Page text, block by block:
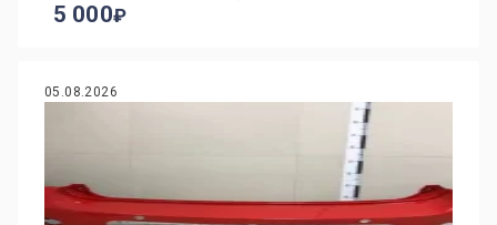
5 000
05.08.2026